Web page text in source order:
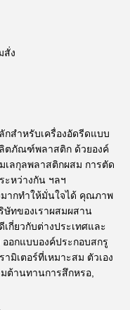
สั่ง
สำหรับเครื่องอัดรีดแบบ
ตภัณฑ์พลาสติก ด้วยองค์
ลกุลพลาสติกผสม การตัด
ะหว่างกัน ฯลฯ
ากทำให้มั่นใจได้ คุณภาพ
ทของเราผสมผสาน
กี่ยวกับต่างประเทศและ
อกแบบองค์ประกอบสกรู
มิเตอร์ที่เหมาะสม ตัวเอง
ต้านทานการสึกหรอ,